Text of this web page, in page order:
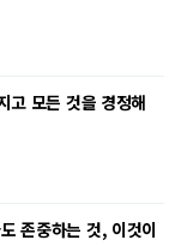
고 모든 것을 경정해
존중하는 것, 이것이